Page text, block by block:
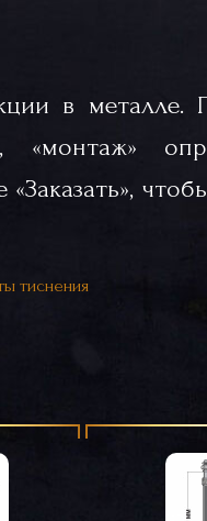
в металле.
«монтаж»
тиснения